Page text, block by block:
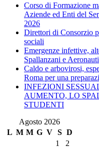
Corso di Formazione
Aziende ed Enti del
2026
Direttori di Consorzio
sociali
Emergenze infettive,
Spallanzani e
Caldo e arbovirosi,
Roma per una
INFEZIONI
AUMENTO, LO
STUDENTI
Agosto 2026
L M M G V S D
1
2